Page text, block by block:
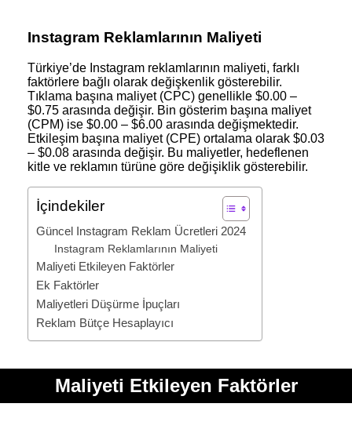
Instagram Reklamlarının Maliyeti
Türkiye’de Instagram reklamlarının maliyeti, farklı
faktörlere bağlı olarak değişkenlik gösterebilir.
Tıklama başına maliyet (CPC) genellikle $0.00 –
$0.75 arasında değişir. Bin gösterim başına maliyet
(CPM) ise $0.00 – $6.00 arasında değişmektedir.
Etkileşim başına maliyet (CPE) ortalama olarak $0.03
– $0.08 arasında değişir. Bu maliyetler, hedeflenen
kitle ve reklamın türüne göre değişiklik gösterebilir.
İçindekiler
Güncel Instagram Reklam Ücretleri 2024
Instagram Reklamlarının Maliyeti
Maliyeti Etkileyen Faktörler
Ek Faktörler
Maliyetleri Düşürme İpuçları
Reklam Bütçe Hesaplayıcı
Maliyeti Etkileyen Faktörler